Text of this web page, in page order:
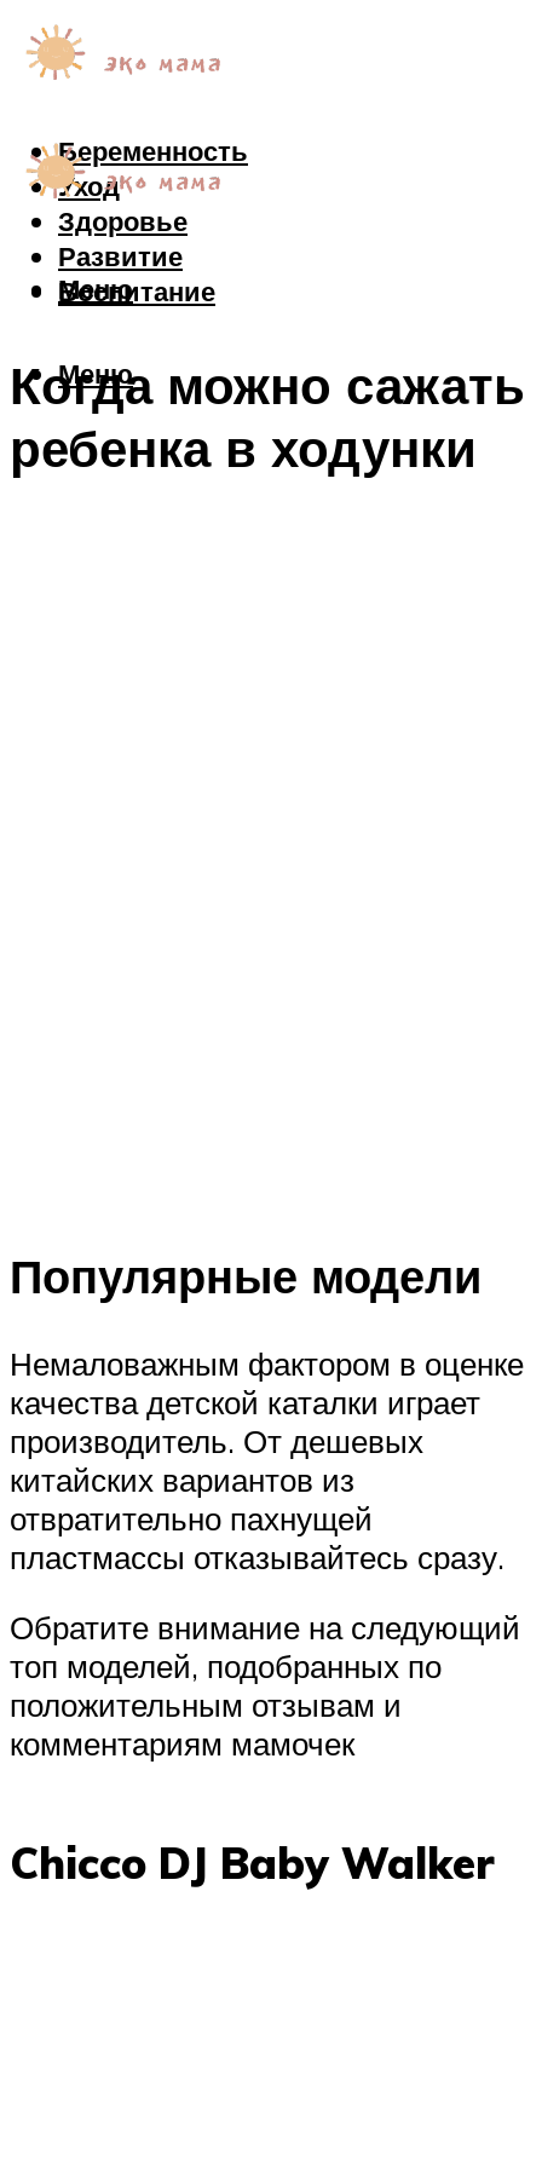
Беременность
Уход
Здоровье
Развитие
Воспитание
Меню
Меню
Когда можно сажать
ребенка в ходунки
Популярные модели
Немаловажным фактором в оценке
качества детской каталки играет
производитель. От дешевых
китайских вариантов из
отвратительно пахнущей
пластмассы отказывайтесь сразу.
Обратите внимание на следующий
топ моделей, подобранных по
положительным отзывам и
комментариям мамочек
Chicco DJ Baby Walker